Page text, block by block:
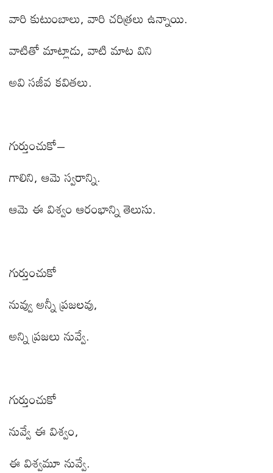
వారి కుటుంబాలు, వారి చరిత్రలు ఉన్నాయి.
వాటితో మాట్లాడు, వాటి మాట విని
అవి సజీవ కవితలు.
గుర్తుంచుకో–
గాలిని, ఆమె స్వరాన్ని.
ఆమె ఈ విశ్వం ఆరంభాన్ని తెలుసు.
గుర్తుంచుకో
నువ్వు అన్నీ ప్రజలవు,
అన్ని ప్రజలు నువ్వే.
గుర్తుంచుకో
నువ్వే ఈ విశ్వం,
ఈ విశ్వమూ నువ్వే.